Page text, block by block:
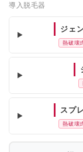
導入脱毛器
ジェ
熱破壊
スプ
熱破壊